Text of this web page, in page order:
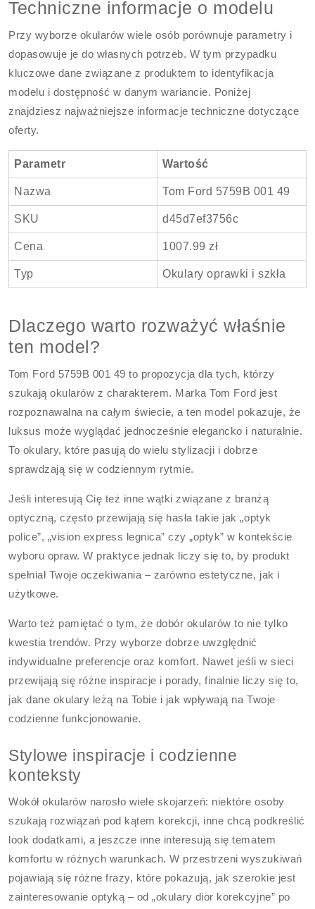
Techniczne informacje o modelu
Przy wyborze okularów wiele osób porównuje parametry i
dopasowuje je do własnych potrzeb. W tym przypadku
kluczowe dane związane z produktem to identyfikacja
modelu i dostępność w danym wariancie. Poniżej
znajdziesz najważniejsze informacje techniczne dotyczące
oferty.
Parametr Wartość
Nazwa Tom Ford 5759B 001 49
SKU d45d7ef3756c
Cena 1007.99 zł
Typ Okulary oprawki i szkła
Dlaczego warto rozważyć właśnie
ten model?
Tom Ford 5759B 001 49 to propozycja dla tych, którzy
szukają okularów z charakterem. Marka Tom Ford jest
rozpoznawalna na całym świecie, a ten model pokazuje, że
luksus może wyglądać jednocześnie elegancko i naturalnie.
To okulary, które pasują do wielu stylizacji i dobrze
sprawdzają się w codziennym rytmie.
Jeśli interesują Cię też inne wątki związane z branżą
optyczną, często przewijają się hasła takie jak „optyk
police”, „vision express legnica” czy „optyk” w kontekście
wyboru opraw. W praktyce jednak liczy się to, by produkt
spełniał Twoje oczekiwania – zarówno estetyczne, jak i
użytkowe.
Warto też pamiętać o tym, że dobór okularów to nie tylko
kwestia trendów. Przy wyborze dobrze uwzględnić
indywidualne preferencje oraz komfort. Nawet jeśli w sieci
przewijają się różne inspiracje i porady, finalnie liczy się to,
jak dane okulary leżą na Tobie i jak wpływają na Twoje
codzienne funkcjonowanie.
Stylowe inspiracje i codzienne
konteksty
Wokół okularów narosło wiele skojarzeń: niektóre osoby
szukają rozwiązań pod kątem korekcji, inne chcą podkreślić
look dodatkami, a jeszcze inne interesują się tematem
komfortu w różnych warunkach. W przestrzeni wyszukiwań
pojawiają się różne frazy, które pokazują, jak szerokie jest
zainteresowanie optyką – od „okulary dior korekcyjne” po